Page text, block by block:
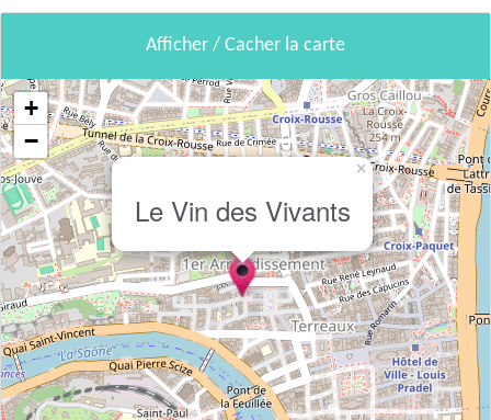
Afficher / Cacher la carte
Le Vin des Vivants
×
+
−